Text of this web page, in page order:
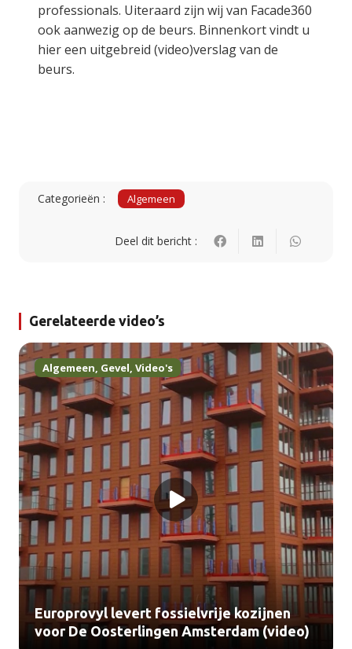
professionals. Uiteraard zijn wij van Facade360
ook aanwezig op de beurs. Binnenkort vindt u
hier een uitgebreid (video)verslag van de
beurs.
Categorieën : Algemeen
Deel dit bericht :
Gerelateerde video’s
Algemeen, Gevel, Video's
Europrovyl levert fossielvrije kozijnen
voor De Oosterlingen Amsterdam (video)